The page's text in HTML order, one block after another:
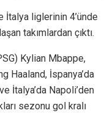
İtalya liglerinin 4’ünde
takımlardan çıktı.
Kylian Mbappe,
Haaland, İspanya’da
İtalya’da Napoli’den
sezonu gol kralı